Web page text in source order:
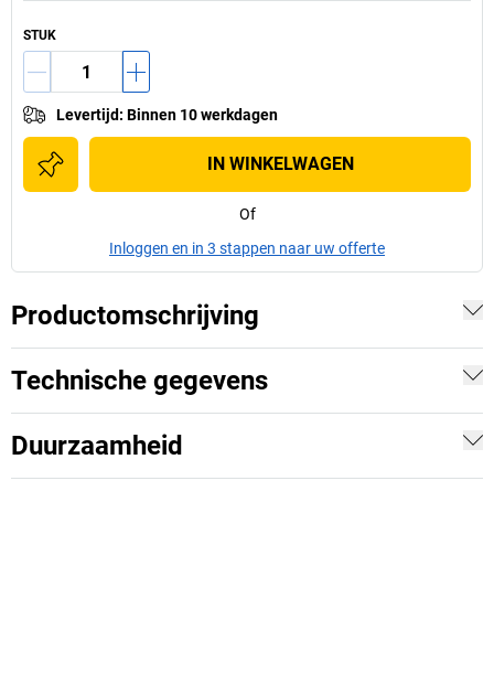
STUK
Levertijd: Binnen 10 werkdagen
IN WINKELWAGEN
Of
Inloggen en in 3 stappen naar uw offerte
Productomschrijving
Technische gegevens
Duurzaamheid